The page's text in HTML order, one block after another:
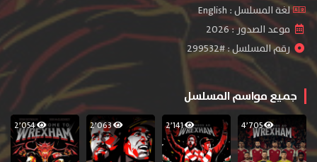
لغة المسلسل : English
موعد الصدور : 2026
رقم المسلسل : #299532
جميع مواسم المسلسل
4٬705 2٬141 2٬063 2٬054